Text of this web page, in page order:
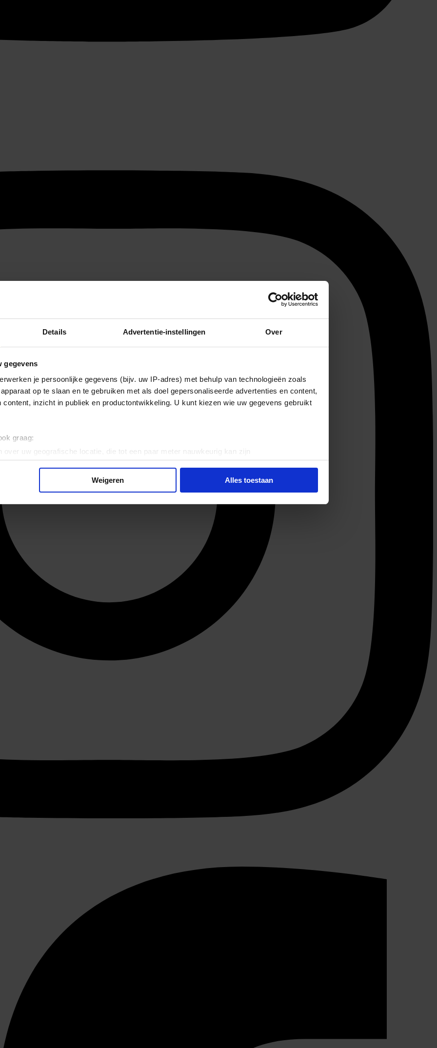
Details Advertentie-instellingen Over
gegevens
je persoonlijke gegevens (bijv. uw IP-adres) met behulp van technologieën zoals
op te slaan en te gebruiken met als doel gepersonaliseerde advertenties en content,
content, inzicht in publiek en productontwikkeling. U kunt kiezen wie uw gegevens gebruikt
graag:
over uw geografische locatie, die tot een paar meter nauwkeurig kan zijn
door het actief te scannen op specifieke eigenschappen (fingerprinting)
gegevens worden verwerkt en stel uw voorkeuren in het
detailgedeelte
en advertenties te personaliseren, om functies voor social media te bieden en om ons
Ook delen we informatie over uw gebruik van onze site met onze partners voor social
Deze partners kunnen deze gegevens combineren met andere informatie die u aan ze heeft
op basis van uw gebruik van hun services.
Weigeren Alles toestaan